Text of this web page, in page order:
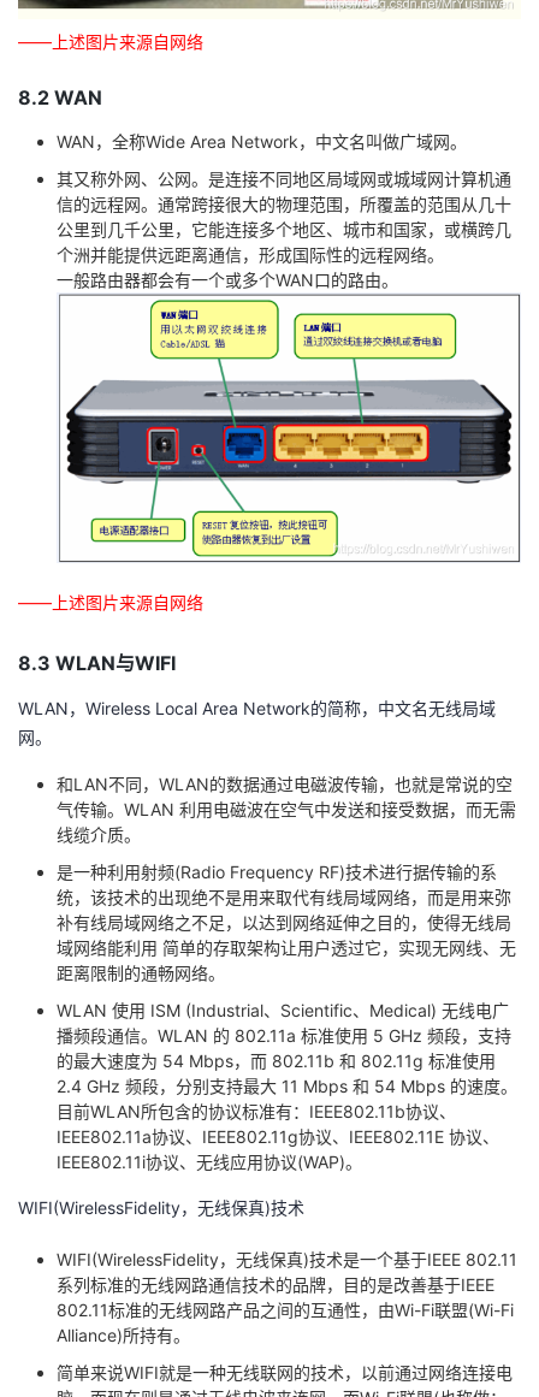
——上述图片来源自网络
8.2 WAN
WAN，全称Wide Area Network，中文名叫做广域网。
其又称外网、公网。是连接不同地区局域网或城域网计算机通
信的远程网。通常跨接很大的物理范围，所覆盖的范围从几十
公里到几千公里，它能连接多个地区、城市和国家，或横跨几
个洲并能提供远距离通信，形成国际性的远程网络。
一般路由器都会有一个或多个WAN口的路由。
——上述图片来源自网络
8.3 WLAN与WIFI
WLAN，Wireless Local Area Network的简称，中文名无线局域
网。
和LAN不同，WLAN的数据通过电磁波传输，也就是常说的空
气传输。WLAN 利用电磁波在空气中发送和接受数据，而无需
线缆介质。
是一种利用射频(Radio Frequency RF)技术进行据传输的系
统，该技术的出现绝不是用来取代有线局域网络，而是用来弥
补有线局域网络之不足，以达到网络延伸之目的，使得无线局
域网络能利用 简单的存取架构让用户透过它，实现无网线、无
距离限制的通畅网络。
WLAN 使用 ISM (Industrial、Scientific、Medical) 无线电广
播频段通信。WLAN 的 802.11a 标准使用 5 GHz 频段，支持
的最大速度为 54 Mbps，而 802.11b 和 802.11g 标准使用
2.4 GHz 频段，分别支持最大 11 Mbps 和 54 Mbps 的速度。
目前WLAN所包含的协议标准有：IEEE802.11b协议、
IEEE802.11a协议、IEEE802.11g协议、IEEE802.11E 协议、
IEEE802.11i协议、无线应用协议(WAP)。
WIFI(WirelessFidelity，无线保真)技术
WIFI(WirelessFidelity，无线保真)技术是一个基于IEEE 802.11
系列标准的无线网路通信技术的品牌，目的是改善基于IEEE
802.11标准的无线网路产品之间的互通性，由Wi-Fi联盟(Wi-Fi
Alliance)所持有。
简单来说WIFI就是一种无线联网的技术，以前通过网络连接电